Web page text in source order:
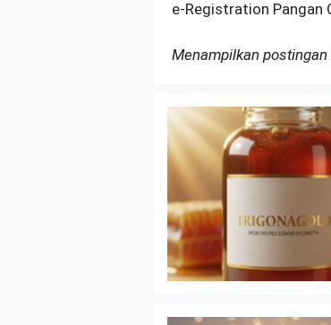
e-Registration Pangan
Menampilkan postingan